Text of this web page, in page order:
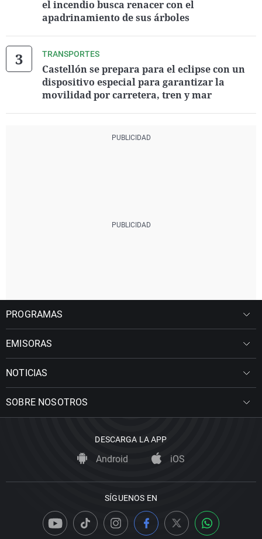
el incendio busca renacer con el
apadrinamiento de sus árboles
TRANSPORTES
Castellón se prepara para el eclipse con un
dispositivo especial para garantizar la
movilidad por carretera, tren y mar
PROGRAMAS
EMISORAS
NOTICIAS
SOBRE NOSOTROS
DESCARGA LA APP
Android iOS
SÍGUENOS EN